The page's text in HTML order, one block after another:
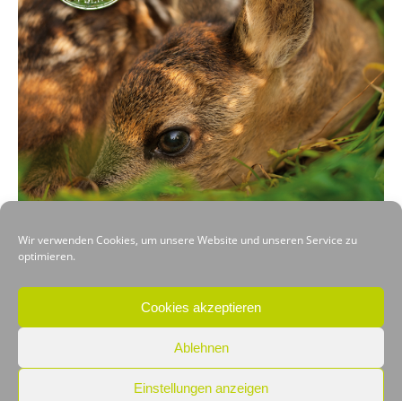
Wir verwenden Cookies, um unsere Website und unseren Service zu
optimieren.
Cookies akzeptieren
Ablehnen
Einstellungen anzeigen